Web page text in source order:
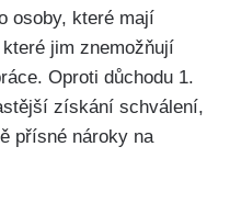
osoby, které mají
jim znemožňují
Oproti důchodu 1.
získání schválení,
přísné nároky na